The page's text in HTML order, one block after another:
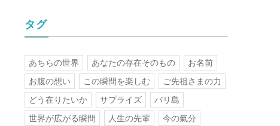
タグ
あちらの世界 あなたの存在そのもの
お名前
お腹の想い
この瞬間を楽しむ
ご先祖さまの力
どう在りたいか
サプライズ
バリ島
世界が広がる瞬間
人生の先輩
今の氣分